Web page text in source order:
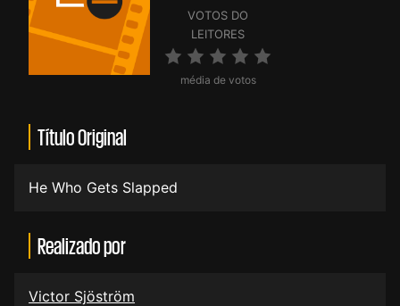
VOTOS DO
LEITORES
média de votos
Título Original
He Who Gets Slapped
Realizado por
Victor Sjöström